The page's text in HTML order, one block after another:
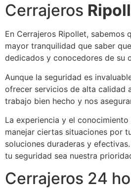
Cerrajeros
En Cerrajeros Ripollet, sabemos
mayor tranquilidad que saber
dedicados y conocedores de su
Aunque la seguridad es
ofrecer servicios de alta calidad
trabajo bien hecho y nos
La experiencia y el
manejar ciertas situaciones por
soluciones duraderas y
tu seguridad sea nuestra
Cerrajeros 24